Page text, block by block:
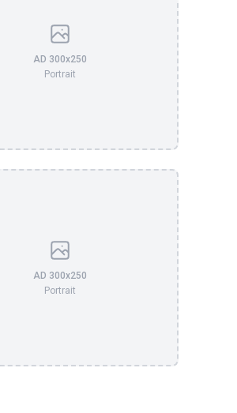
AD 300x250
Portrait
AD 300x250
Portrait